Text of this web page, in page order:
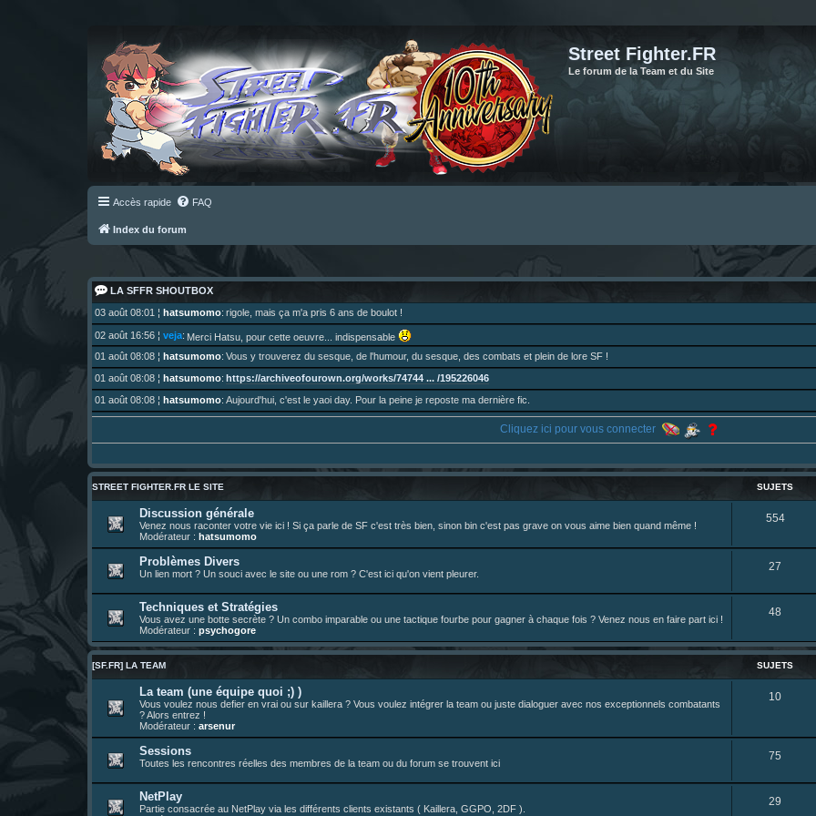
Street Fighter.FR
Le forum de la Team et du Site
Accès rapide FAQ
Index du forum
LA SFFR SHOUTBOX
03 août 08:01 ¦ hatsumomo: rigole, mais ça m'a pris 6 ans de boulot !
02 août 16:56 ¦ veja: Merci Hatsu, pour cette oeuvre... indispensable
01 août 08:08 ¦ hatsumomo: Vous y trouverez du sesque, de l'humour, du sesque, des combats et plein de lore SF !
01 août 08:08 ¦ hatsumomo: https://archiveofourown.org/works/74744 ... /195226046
01 août 08:08 ¦ hatsumomo: Aujourd'hui, c'est le yaoi day. Pour la peine je reposte ma dernière fic.
26 juil. 22:09¦hatsumomo:bio de Alex en ligne les gens !
13 juil. 09:53¦hatsumomo:bonjour les amis, je viens de poster ma 1e review de figurine !
23 juin 10:36¦indy:une très chouette SFFR shoutbox !
23 juin 07:30¦hatsumomo: nouvelle trad caniculaire les amis !
23 juin 07:26¦hatsumomo:shoutbox réinitialisée
22 juin 12:27¦indy:Yo !
22 juin 08:49¦veja:Yo
Cliquez ici pour vous connecter
STREET FIGHTER.FR LE SITE SUJETS
Discussion générale
Venez nous raconter votre vie ici ! Si ça parle de SF c'est très bien, sinon bin c'est pas grave on vous aime bien quand même !
Modérateur : hatsumomo
554S
Problèmes Divers
Un lien mort ? Un souci avec le site ou une rom ? C'est ici qu'on vient pleurer.
27
t
Techniques et Stratégies
Vous avez une botte secrète ? Un combo imparable ou une tactique fourbe pour gagner à chaque fois ? Venez nous en faire part ici !
Modérateur : psychogore
48
j
e
[SF.FR] LA TEAM SUJETS
La team (une équipe quoi ;) )
Vous voulez nous defier en vrai ou sur kaillera ? Vous voulez intégrer la team ou juste dialoguer avec nos exceptionnels combatants
? Alors entrez !
Modérateur : arsenur
10S
Sessions
Toutes les rencontres réelles des membres de la team ou du forum se trouvent ici
75
NetPlay
Partie consacrée au NetPlay via les différents clients existants ( Kaillera, GGPO, 2DF ).
29